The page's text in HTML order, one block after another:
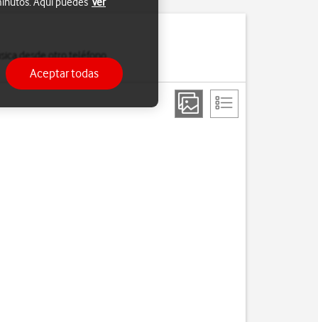
desde otro teléfono
Aceptar todas